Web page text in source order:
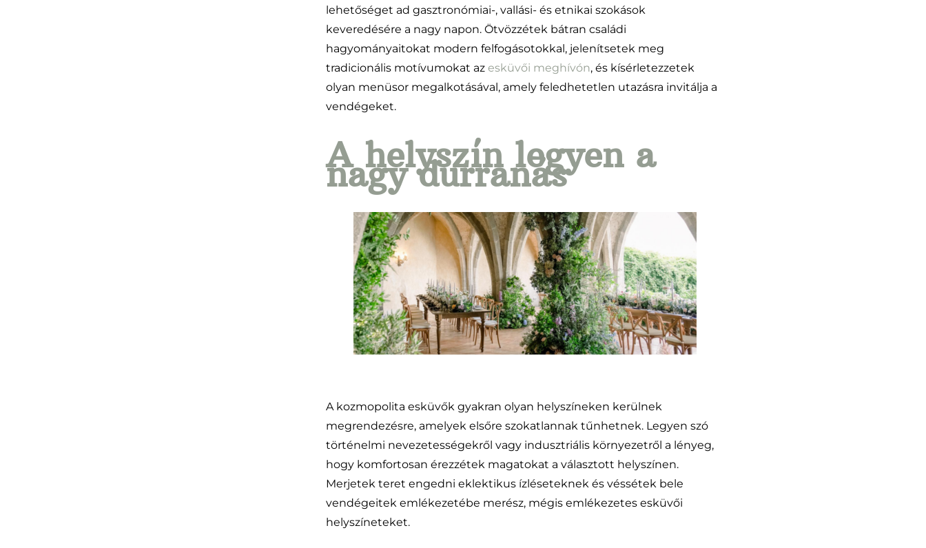
lehetőséget ad gasztronómiai-, vallási- és etnikai szokások
keveredésére a nagy napon. Ötvözzétek bátran családi
hagyományaitokat modern felfogásotokkal, jelenítsetek meg
tradicionális motívumokat azesküvői meghívón, és kísérletezzetek
olyan menüsor megalkotásával, amely feledhetetlen utazásra invitálja a
vendégeket.
A helyszín legyen a
nagy durranás
A kozmopolita esküvők gyakran olyan helyszíneken kerülnek
megrendezésre, amelyek elsőre szokatlannak tűnhetnek. Legyen szó
történelmi nevezetességekről vagy indusztriális környezetről a lényeg,
hogy komfortosan érezzétek magatokat a választott helyszínen.
Merjetek teret engedni eklektikus ízléseteknek és véssétek bele
vendégeitek emlékezetébe merész, mégis emlékezetes esküvői
helyszíneteket.